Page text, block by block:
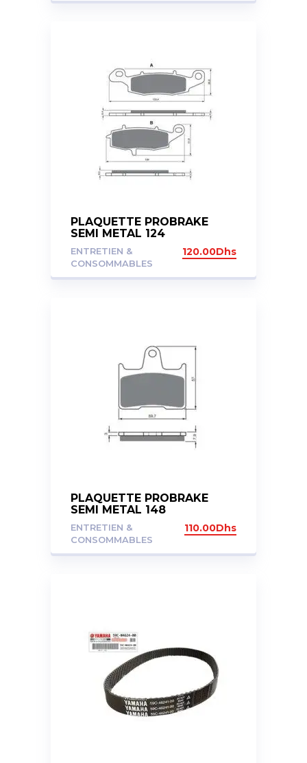
PLAQUETTE PROBRAKE
SEMI METAL 124
ENTRETIEN &
CONSOMMABLES
120.00Dhs
PLAQUETTE PROBRAKE
SEMI METAL 148
ENTRETIEN &
CONSOMMABLES
110.00Dhs